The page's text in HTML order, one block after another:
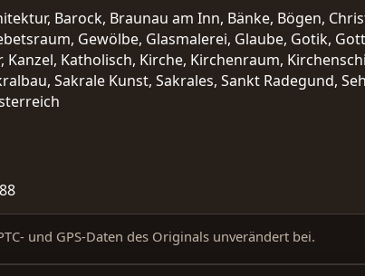
Barock, Braunau am Inn, Bänke, Bögen,
Gewölbe, Glasmalerei, Glaube, Gotik,
Katholisch, Kirche, Kirchenraum,
Sakrale Kunst, Sakrales, Sankt Radegund,
und GPS-Daten des Originals unverändert bei.